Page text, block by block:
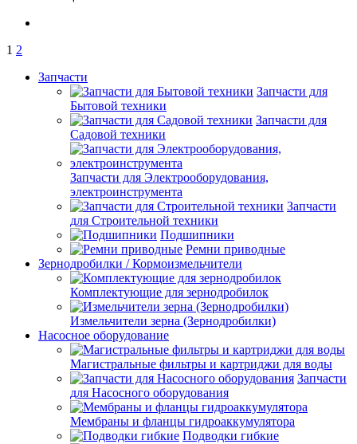
1 2
Запчасти
Запчасти для
Бытовой техники
Запчасти для
Садовой техники
Запчасти для Электрооборудования,
электроинструмента
Запчасти
для Строительной техники
Подшипники
Ремни приводные
Зернодробилки / Кормоизмельчители
Комплектующие для зернодробилок
Измельчители зерна (Зернодробилки)
Насосное оборудование
Магистральные фильтры и картриджи для воды
Запчасти
для Насосного оборудования
Мембраны и фланцы гидроаккумулятора
Подводки гибкие